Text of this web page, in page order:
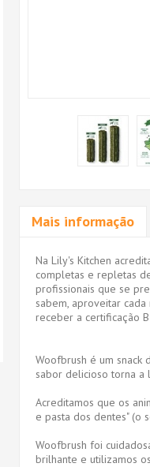
Mais informação
Na Lily's Kitchen
completas e repletas
profissionais que se
sabem, aproveitar
receber a certificação
Woofbrush é um snack
sabor delicioso torna a
Acreditamos que os
e pasta dos dentes" (o
Woofbrush foi
brilhante e utilizamos